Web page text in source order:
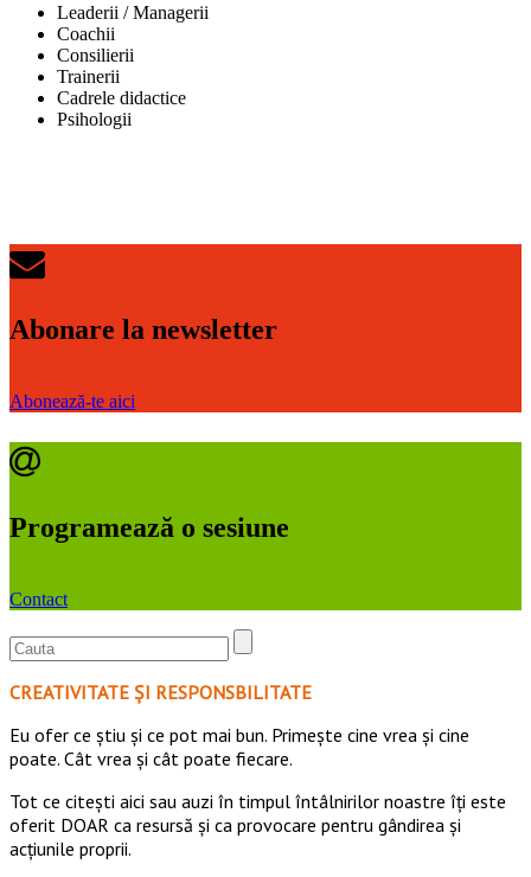
Leaderii / Managerii
Coachii
Consilierii
Trainerii
Cadrele didactice
Psihologii
Abonare la newsletter
Abonează-te aici
Programează o sesiune
Contact
CREATIVITATE ȘI RESPONSBILITATE
Eu ofer ce ştiu şi ce pot mai bun. Primeşte cine vrea şi cine
poate. Cât vrea şi cât poate fiecare.
Tot ce citești aici sau auzi în timpul întâlnirilor noastre îți este
oferit DOAR ca resursă şi ca provocare pentru gândirea și
acţiunile proprii.